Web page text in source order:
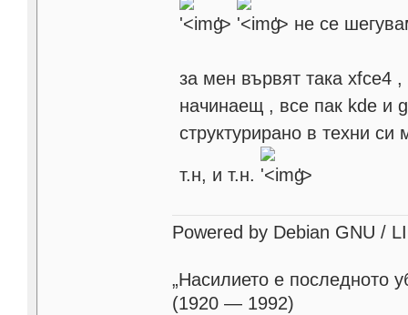
'> '> не се
за мен вървят така xfce4
начинаещ , все пак kde и
структурирано в техни
т.н, и т.н. '>
Powered by Debian GNU /
„Насилието е последното
(1920 — 1992)